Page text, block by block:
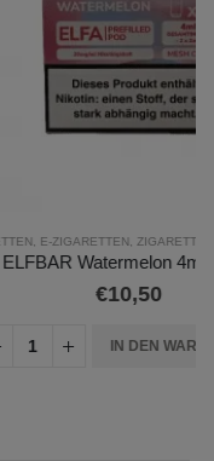
,ZIGARETTEN & TABAKWAREN
4ml 20mg
DEN WARENKORB